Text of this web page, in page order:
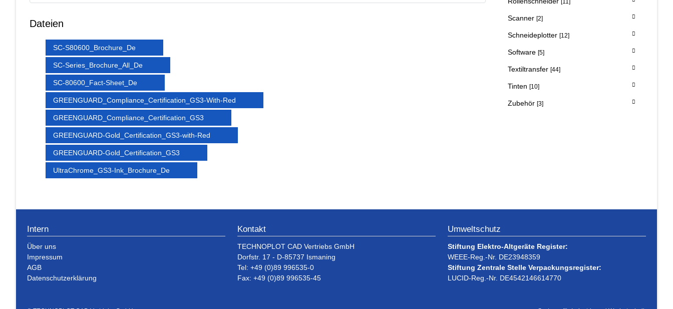
Dateien
SC-S80600_Brochure_De
SC-Series_Brochure_All_De
SC-80600_Fact-Sheet_De
GREENGUARD_Compliance_Certification_GS3-With-Red
GREENGUARD_Compliance_Certification_GS3
GREENGUARD-Gold_Certification_GS3-with-Red
GREENGUARD-Gold_Certification_GS3
UltraChrome_GS3-Ink_Brochure_De
Scanner [2]
Schneideplotter [12]
Software [5]
Textiltransfer [44]
Tinten [10]
Zubehör [3]
Intern
Über uns
Impressum
AGB
Datenschutzerklärung
Kontakt
TECHNOPLOT CAD Vertriebs GmbH
Dorfstr. 17 - D-85737 Ismaning
Tel: +49 (0)89 996535-0
Fax: +49 (0)89 996535-45
Umweltschutz
Stiftung Elektro-Altgeräte Register:
WEEE-Reg.-Nr. DE23948359
Stiftung Zentrale Stelle Verpackungsregister:
LUCID-Reg.-Nr. DE4542146614770